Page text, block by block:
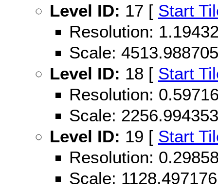
Level ID: 17 [ Start
Resolution:
Scale: 4513.988705
Level ID: 18 [ Start
Resolution:
Scale: 2256.994353
Level ID: 19 [ Start
Resolution:
Scale: 1128.497176